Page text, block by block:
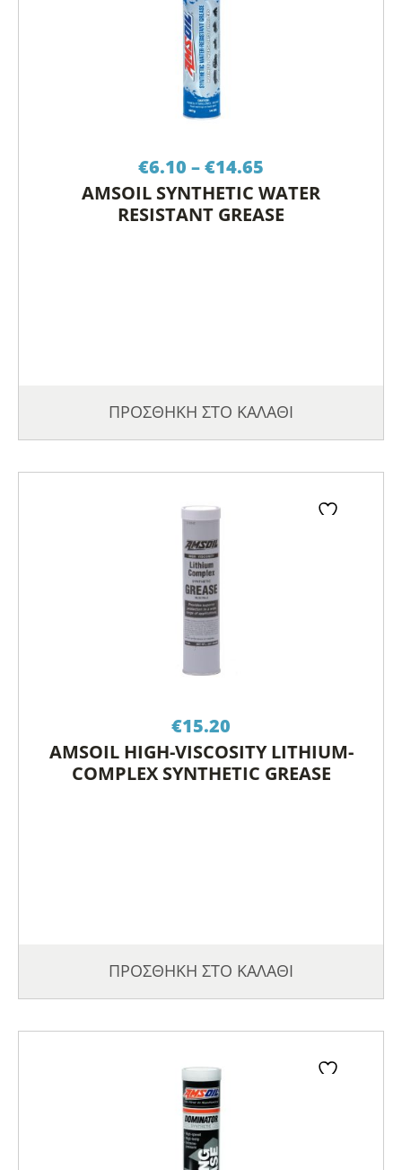
€6.10 –€14.65
€6.10
through
AMSOIL SYNTHETIC WATER
RESISTANT GREASE
ΠΡΟΣΘΗΚΗ ΣΤΟ ΚΑΛΑΘΙ
€15.20
AMSOIL HIGH-VISCOSITY LITHIUM-
COMPLEX SYNTHETIC GREASE
ΠΡΟΣΘΗΚΗ ΣΤΟ ΚΑΛΑΘΙ